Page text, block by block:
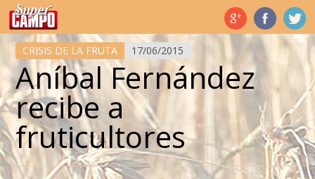
Temas de hoy
CRISIS DE LA FRUTA 17/06/2015
Aníbal Fernández
recibe a
fruticultores